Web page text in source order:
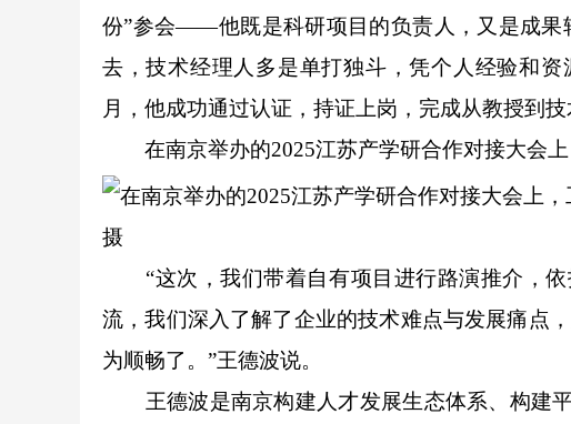
份”参会——他既是科研项目的负责人，又是成果
去，技术经理人多是单打独斗，凭个人经验和
月，他成功通过认证，持证上岗，完成从教授到技
在南京举办的2025江苏产学研合作对接大会
摄
“这次，我们带着自有项目进行路演推介，依
流，我们深入了解了企业的技术难点与发展痛点
为顺畅了。”王德波说。
王德波是南京构建人才发展生态体系、构建